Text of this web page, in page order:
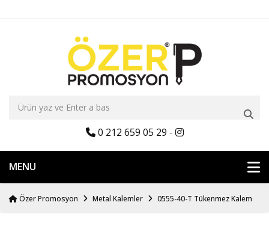
0 212 659 05 29 -
MENU
Özer Promosyon Metal Kalemler 0555-40-T Tükenmez Kalem